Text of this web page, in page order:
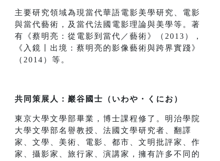
主要研究領域為現當代華語電影美學研究、電影
與當代藝術，及當代法國電影理論與美學等。著
有《蔡明亮：從電影到當代／藝術》（2013），
《入鏡丨出境：蔡明亮的影像藝術與跨界實踐》
（2014）等。
共同策展人：巖谷國士（いわや・くにお）
東京大學文學部畢業，博士課程修了。明治學院
大學文學部名譽教授、法國文學研究者、翻譯
家、文學、美術、電影、都市、文明批評家、作
家、攝影家、旅行家、演講家，擁有許多不同的